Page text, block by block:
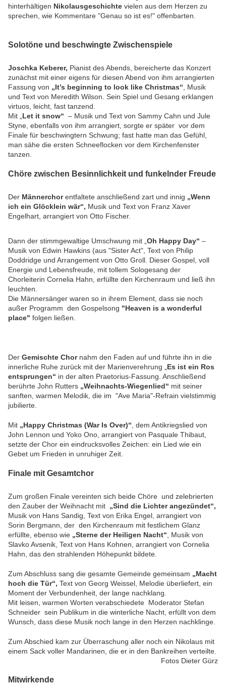
hinterhältigen Nikolausgeschichte vielen aus dem Herzen zu
sprechen, wie Kommentare "Genau so ist es!" offenbarten.
Solotöne und beschwingte Zwischenspiele
Joschka Keberer, Pianist des Abends, bereicherte das Konzert
zunächst mit einer eigens für diesen Abend von ihm arrangierten
Fassung von „It’s beginning to look like Christmas“, Musik
und Text von Meredith Wilson. Sein Spiel und Gesang erklangen
virtuos, leicht, fast tanzend.
Mit „Let it snow“ – Musik und Text von Sammy Cahn und Jule
Styne, ebenfalls von ihm arrangiert, sorgte er später vor dem
Finale für beschwingtern Schwung; fast hatte man das Gefühl,
man sähe die ersten Schneeflocken vor dem Kirchenfenster
tanzen.
Chöre zwischen Besinnlichkeit und funkelnder Freude
Der Männerchorentfaltete anschließend zart und innig „Wenn
ich ein Glöcklein wär“, Musik und Text von Franz Xaver
Engelhart, arrangiert von Otto Fischer.
Dann der stimmgewaltige Umschwung mit „ Oh Happy Day“ –
Musik von Edwin Hawkins (aus "Sister Act", Text von Philip
Doddridge und Arrangement von Otto Groll. Dieser Gospel, voll
Energie und Lebensfreude, mit tollem Sologesang der
Chorleiterin Cornelia Hahn, erfüllte den Kirchenraum und ließ ihn
leuchten.
Die Männersänger waren so in ihrem Element, dass sie noch
außer Programm den Gospelsong "Heaven is a wonderful
place" folgen ließen.
Der Gemischte Chornahm den Faden auf und führte ihn in die
innerliche Ruhe zurück mit der Marienverehrung „ Es ist ein Ros
entsprungen“ in der alten Praetorius-Fassung. Anschließend
berührte John Rutters „Weihnachts-Wiegenlied“ mit seiner
sanften, warmen Melodik, die im "Ave Maria"-Refrain vielstimmig
jubilierte.
Mit „Happy Christmas (War Is Over)“ , dem Antikriegslied von
John Lennon und Yoko Ono, arrangiert von Pasquale Thibaut,
setzte der Chor ein eindrucksvolles Zeichen: ein Lied wie ein
Gebet um Frieden in unruhiger Zeit.
Finale mit Gesamtchor
Zum großen Finale vereinten sich beide Chöre und zelebrierten
den Zauber der Weihnacht mit „Sind die Lichter angezündet“,
Musik von Hans Sandig, Text von Erika Engel, arrangiert von
Sorin Bergmann, der den Kirchenraum mit festlichem Glanz
erfüllte, ebenso wie „Sterne der Heiligen Nacht“ , Musik von
Slavko Avsenik, Text von Hans Kohnen, arrangiert von Cornelia
Hahn, das den strahlenden Höhepunkt bildete.
Zum Abschluss sang die gesamte Gemeinde gemeinsam „Macht
hoch die Tür“, Text von Georg Weissel, Melodie überliefert, ein
Moment der Verbundenheit, der lange nachklang.
Mit leisen, warmen Worten verabschiedete Moderator Stefan
Schneider sein Publikum in die winterliche Nacht, erfüllt von dem
Wunsch, dass diese Musik noch lange in den Herzen nachklinge.
Zum Abschied kam zur Überraschung aller noch ein Nikolaus mit
einem Sack voller Mandarinen, die er in den Bankreihen verteilte.
Fotos Dieter Gürz
Mitwirkende